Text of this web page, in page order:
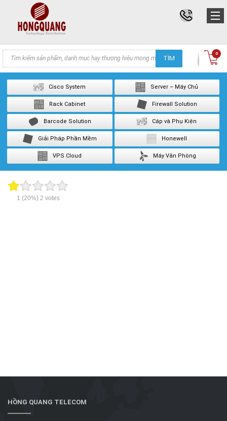
0
Products
search
TÌM
Cisco System Server – Máy Chủ
Rack Cabinet Firewall Solution
Barcode Solution Cáp và Phụ Kiện
Giải Pháp Phần Mềm Honewell
VPS Cloud Máy Văn Phòng
1 (20%) 2 votes
HỒNG QUANG TELECOM